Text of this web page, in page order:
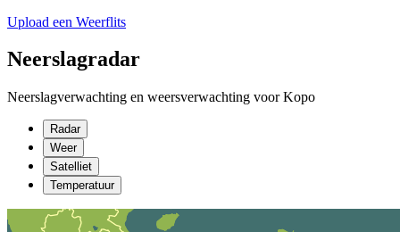
Upload een Weerflits
Neerslagradar
Neerslagverwachting en weersverwachting voor Kopo
Radar
Weer
Satelliet
Temperatuur